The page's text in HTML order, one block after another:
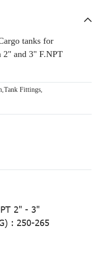
tanks for
2" and 3" F.NPT
,Tank Fittings,
2" - 3"
: 250-265